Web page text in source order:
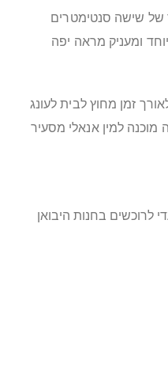
של שישה סנטימטרים
ומעניק מראה יפה
זמן מחוץ לבית לעונג
מוכנה למין אנאלי מסעיר
לרוכשים בחנות היבואן